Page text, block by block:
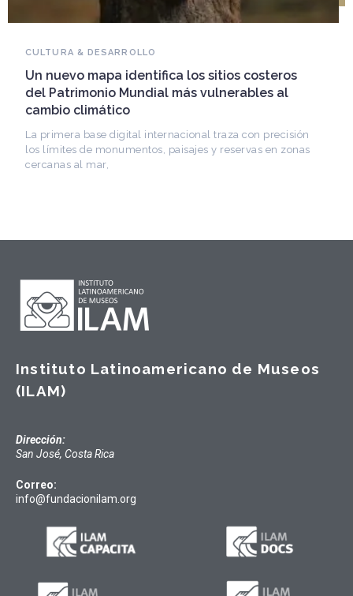
Falleció Ramón Gutiérrez, guardián del
patrimonio iberoamericano
Arquitecto, historiador e Investigador Superior del
CONICET, fundó el CEDODAL e impulsó los Seminarios
de Arquitectura Latinoamericana. Publicó más de
Instituto Latinoamericano de Museos
(ILAM)
Dirección:
San José, Costa Rica
Correo:
info@fundacionilam.org